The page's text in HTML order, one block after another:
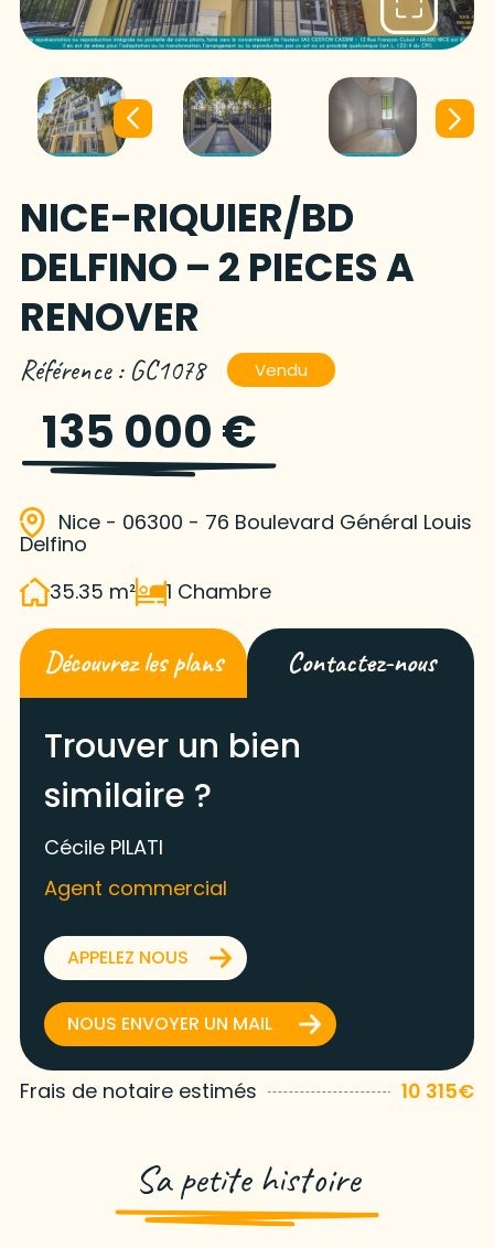
NICE-RIQUIER/BD
DELFINO – 2 PIECES A
RENOVER
Référence : GC1078 Vendu
135 000 €
Nice - 06300 - 76 Boulevard Général Louis
Delfino
35.35 m²
1 Chambre
Découvrez les plans Contactez-nous
Trouver un bien
similaire ?
Cécile PILATI
Agent commercial
APPELEZ NOUS
NOUS ENVOYER UN MAIL
Frais de notaire estimés 10 315€
Sa petite histoire